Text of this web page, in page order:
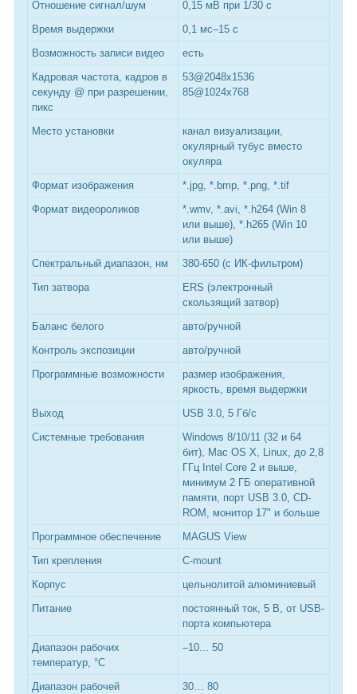
Отношение сигнал/шум
0,15 мВ при 1/30 с
Время выдержки
0,1 мс–15 с
Возможность записи видео
есть
Кадровая частота, кадров в
секунду @ при разрешении,
пикс
53@2048x1536
85@1024x768
Место установки
канал визуализации,
окулярный тубус вместо
окуляра
Формат изображения
*.jpg, *.bmp, *.png, *.tif
Формат видеороликов
*.wmv, *.avi, *.h264 (Win 8
или выше), *.h265 (Win 10
или выше)
Спектральный диапазон, нм
380-650 (с ИК-фильтром)
Тип затвора
ERS (электронный
скользящий затвор)
Баланс белого
авто/ручной
Контроль экспозиции
авто/ручной
Программные возможности
размер изображения,
яркость, время выдержки
Выход
USB 3.0, 5 Гб/с
Системные требования
Windows 8/10/11 (32 и 64
бит), Mac OS X, Linux, до 2,8
ГГц Intel Core 2 и выше,
минимум 2 ГБ оперативной
памяти, порт USB 3.0, CD-
ROM, монитор 17" и больше
Программное обеспечение
MAGUS View
Тип крепления
C-mount
Корпус
цельнолитой алюминиевый
Питание
постоянный ток, 5 В, от USB-
порта компьютера
Диапазон рабочих
температур, °С
–10... 50
Диапазон рабочей
30… 80